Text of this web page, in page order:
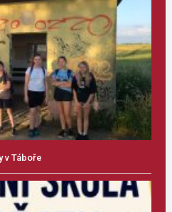
v Táboře